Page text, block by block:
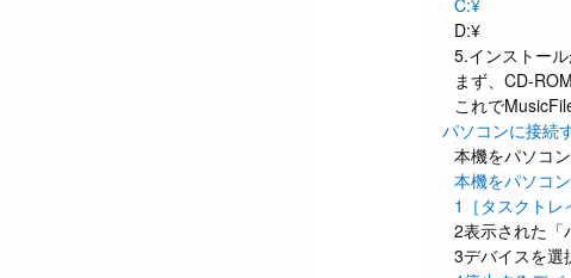
C:¥
D:¥
5.インストー
まず、CD-
これで
パソコンに接続
本機をパソコ
本機をパソコ
1［タスクトレ
2表示された
3デバイスを選